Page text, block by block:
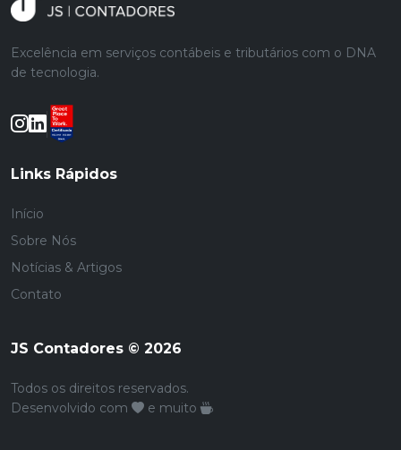
Excelência em serviços contábeis e tributários com o DNA
de tecnologia.
Links Rápidos
Início
Sobre Nós
Notícias & Artigos
Contato
JS Contadores © 2026
Todos os direitos reservados.
Desenvolvido com
e muito